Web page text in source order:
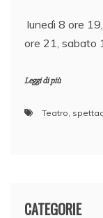
lunedì 8 ore
ore 21, sabato
Leggi di più
Teatro,
CATEGORIE